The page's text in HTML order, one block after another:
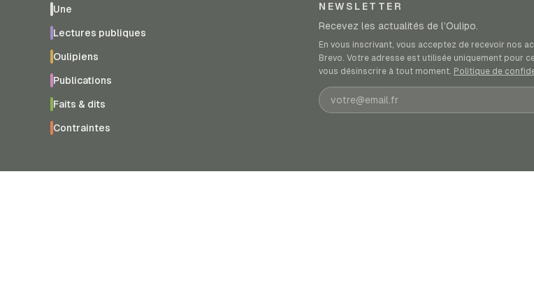
Une
Lectures publiques
Oulipiens
Publications
Faits & dits
Contraintes
NEWSLETTER
Recevez les actualités de l’Oulipo.
En vous inscrivant, vous acceptez de recevoir nos
Brevo. Votre adresse est utilisée uniquement pour
vous désinscrire à tout moment. Politique de
Adresse e-mail